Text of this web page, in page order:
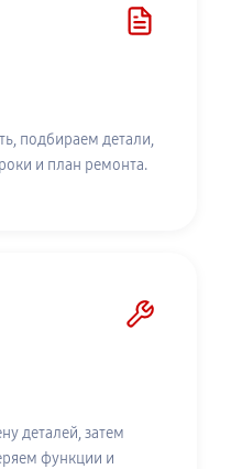
подбираем детали,
и план ремонта.
деталей, затем
функции и